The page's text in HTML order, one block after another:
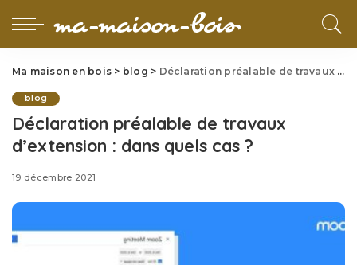
Ma maison en bois > blog > Déclaration préalable de travaux d’extension : dans quels cas ?
blog
Déclaration préalable de travaux
d’extension : dans quels cas ?
19 décembre 2021